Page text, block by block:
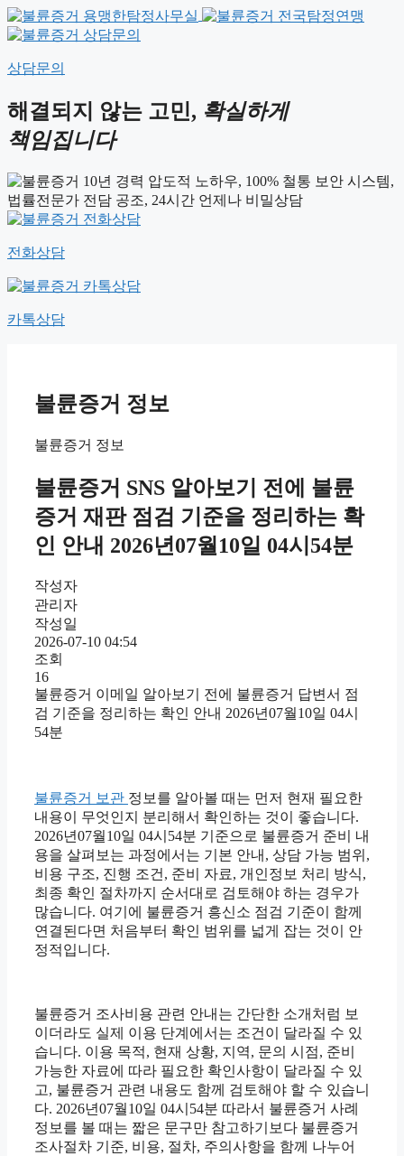
상담문의
해결되지 않는 고민, 확실하게
책임집니다
전화상담
카톡상담
불륜증거 정보
불륜증거 정보
불륜증거 SNS 알아보기 전에 불륜
증거 재판 점검 기준을 정리하는 확
인 안내 2026년07월10일 04시54분
작성자
관리자
작성일
2026-07-10 04:54
조회
16
불륜증거 이메일 알아보기 전에 불륜증거 답변서 점
검 기준을 정리하는 확인 안내 2026년07월10일 04시
54분
불륜증거 보관 정보를 알아볼 때는 먼저 현재 필요한
내용이 무엇인지 분리해서 확인하는 것이 좋습니다.
2026년07월10일 04시54분 기준으로 불륜증거 준비 내
용을 살펴보는 과정에서는 기본 안내, 상담 가능 범위,
비용 구조, 진행 조건, 준비 자료, 개인정보 처리 방식,
최종 확인 절차까지 순서대로 검토해야 하는 경우가
많습니다. 여기에 불륜증거 흥신소 점검 기준이 함께
연결된다면 처음부터 확인 범위를 넓게 잡는 것이 안
정적입니다.
불륜증거 조사비용 관련 안내는 간단한 소개처럼 보
이더라도 실제 이용 단계에서는 조건이 달라질 수 있
습니다. 이용 목적, 현재 상황, 지역, 문의 시점, 준비
가능한 자료에 따라 필요한 확인사항이 달라질 수 있
고, 불륜증거 관련 내용도 함께 검토해야 할 수 있습니
다. 2026년07월10일 04시54분 따라서 불륜증거 사례
정보를 볼 때는 짧은 문구만 참고하기보다 불륜증거
조사절차 기준, 비용, 절차, 주의사항을 함께 나누어